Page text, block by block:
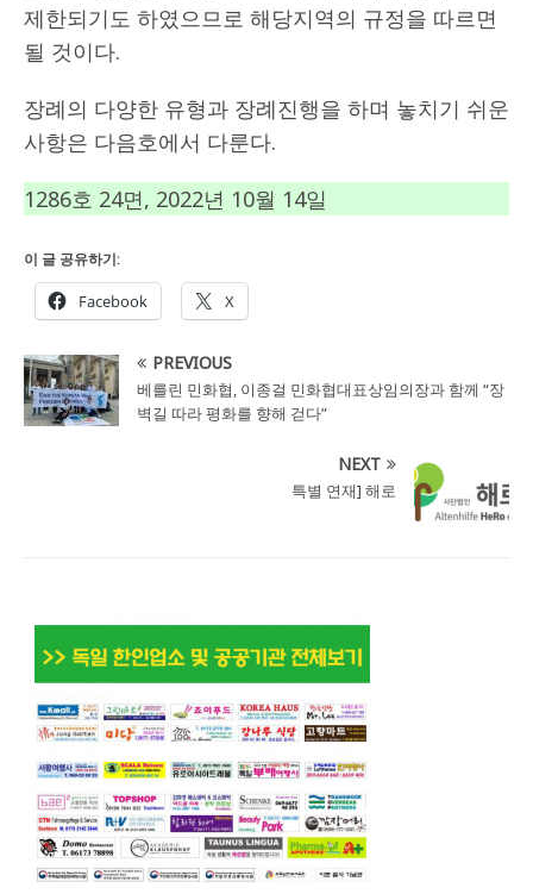
제한되기도 하였으므로 해당지역의 규정을 따르면
될 것이다.
장례의 다양한 유형과 장례진행을 하며 놓치기 쉬운
사항은 다음호에서 다룬다.
1286호 24면, 2022년 10월 14일
이 글 공유하기:
Facebook X
PREVIOUS
베를린 민화협, 이종걸 민화협대표상임의장과 함께 “장
벽길 따라 평화를 향해 걷다”
NEXT
특별 연재] 해로